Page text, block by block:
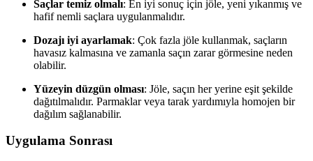
Saçlar temiz olmalı: En iyi sonuç için jöle, yeni yıkanmış ve
hafif nemli saçlara uygulanmalıdır.
Dozajı iyi ayarlamak: Çok fazla jöle kullanmak, saçların
havasız kalmasına ve zamanla saçın zarar görmesine neden
olabilir.
Yüzeyin düzgün olması: Jöle, saçın her yerine eşit şekilde
dağıtılmalıdır. Parmaklar veya tarak yardımıyla homojen bir
dağılım sağlanabilir.
Uygulama Sonrası